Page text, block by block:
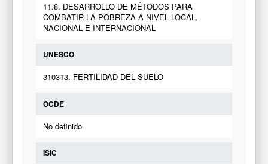
11.8. DESARROLLO DE MÉTODOS PARA
COMBATIR LA POBREZA A NIVEL LOCAL,
NACIONAL E INTERNACIONAL
UNESCO
310313. FERTILIDAD DEL SUELO
OCDE
No definido
ISIC